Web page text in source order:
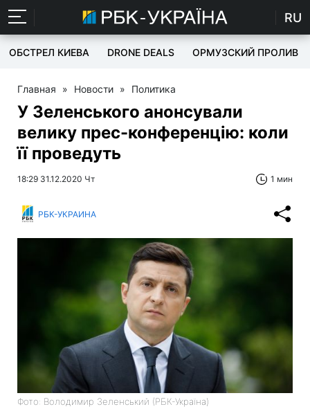
RU
ОБСТРЕЛ КИЕВА DRONE DEALS ОРМУЗСКИЙ ПРОЛИВ
Главная » Новости » Политика
У Зеленського анонсували
велику прес-конференцію: коли
її проведуть
18:29 31.12.2020 Чт 1 мин
РБК-УКРАИНА
Фото: Володимир Зеленський (РБК-Україна)